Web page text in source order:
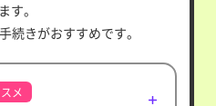
す。
続きがおすすめです。
メ